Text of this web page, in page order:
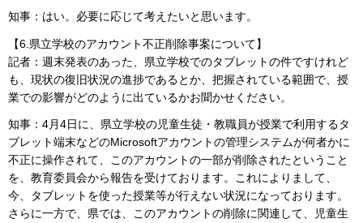
知事：はい。必要に応じて考えたいと思います。
【6.県立学校のアカウント不正削除事案について】
記者：週末発表のあった、県立学校でのタブレットの件ですけれど
も、現状の復旧状況の進捗であるとか、把握されている範囲で、授
業での影響がどのように出ているかお聞かせください。
知事：4月4日に、県立学校の児童生徒・教職員が授業で利用するタ
ブレット端末などのMicrosoftアカウントの管理システムが何者かに
不正に操作されて、このアカウントの一部が削除されたということ
を、教育委員会から報告を受けております。これによりまして、
今、タブレットを使った授業等が行えない状況になっております。
さらに一方で、県では、このアカウントの削除に関連して、児童生